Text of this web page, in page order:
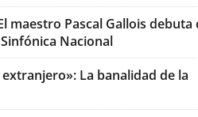
maestro Pascal Gallois debuta
Nacional
extranjero»: La banalidad de la